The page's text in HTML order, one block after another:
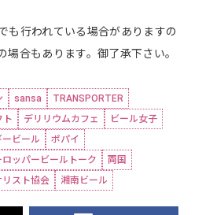
も行われている場合がありますの
場合もあります。御了承下さい。
sansa
TRANSPORTER
ト デリリウムカフェ
ビール女子
ビール
ポパイ
ロッパービールトーク
両国
リスト協会 湘南ビール